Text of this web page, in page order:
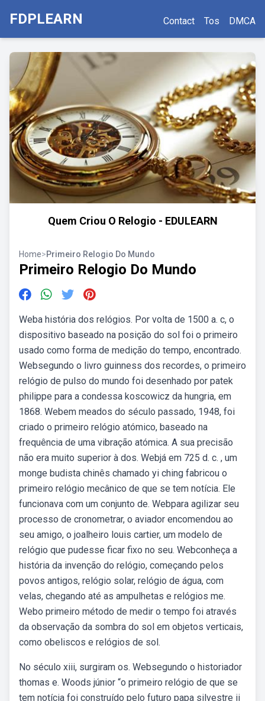
FDPLEARN Contact Tos DMCA
Quem Criou O Relogio - EDULEARN
Home>Primeiro Relogio Do Mundo
Primeiro Relogio Do Mundo
Weba história dos relógios. Por volta de 1500 a. c, o
dispositivo baseado na posição do sol foi o primeiro
usado como forma de medição do tempo, encontrado.
Websegundo o livro guinness dos recordes, o primeiro
relógio de pulso do mundo foi desenhado por patek
philippe para a condessa koscowicz da hungria, em
1868. Webem meados do século passado, 1948, foi
criado o primeiro relógio atómico, baseado na
frequência de uma vibração atómica. A sua precisão
não era muito superior à dos. Webjá em 725 d. c. , um
monge budista chinês chamado yi ching fabricou o
primeiro relógio mecânico de que se tem notícia. Ele
funcionava com um conjunto de. Webpara agilizar seu
processo de cronometrar, o aviador encomendou ao
seu amigo, o joalheiro louis cartier, um modelo de
relógio que pudesse ficar fixo no seu. Webconheça a
história da invenção do relógio, começando pelos
povos antigos, relógio solar, relógio de água, com
velas, chegando até as ampulhetas e relógios me.
Webo primeiro método de medir o tempo foi através
da observação da sombra do sol em objetos verticais,
como obeliscos e relógios de sol.
No século xiii, surgiram os. Websegundo o historiador
thomas e. Woods júnior “o primeiro relógio de que se
tem notícia foi construído pelo futuro papa silvestre ii